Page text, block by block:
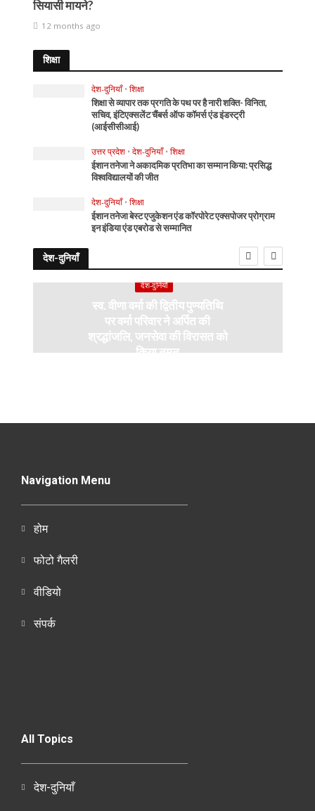
सियासी मायने?
12 months ago
शिक्षा
देश-दुनियाँ • शिक्षा
शिक्षा से व्यापार तक प्रगति के पथ पर है नारी शक्ति- विनिता,
सचिव, इंटिएक्सलेंट चैंबर्स ऑफ कॉमर्स एंड इंडस्ट्री
(आईसीसीआई)
उत्तर प्रदेश • देश-दुनियाँ • शिक्षा
ईशान तनेजा ने अकादमिक प्रतिभा का सम्मान किया: प्रसिद्ध
विश्वविद्यालयों की जीत
देश-दुनियाँ • शिक्षा
ईशान तनेजा बेस्ट एजुकेशन एंड कॉरपोरेट एक्सपोजर प्रोग्राम
इन इंडिया एंड एबरोड से सम्मानित
देश-दुनियाँ
देश-दुनियाँ
स्व. वीणा वर्मा की द्वितीय पुण्यतिथि
पर वर्मा परिवार ने अर्पित की
श्रद्धांजलि, जनसेवा की विरासत को
किया नमन
Navigation Menu
होम
फोटो गैलरी
वीडियो
संपर्क
All Topics
देश-दुनियाँ